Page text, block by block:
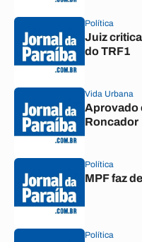
Política
Juiz
do TRF1
Vida Urbana
Aprovado
Roncador
Política
MPF faz
Política